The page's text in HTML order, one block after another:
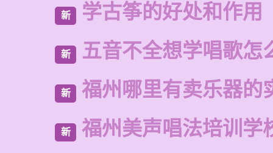
新 学古筝的好处和作用
新 五音不全想学唱歌怎
新 福州哪里有卖乐器的
新 福州美声唱法培训学